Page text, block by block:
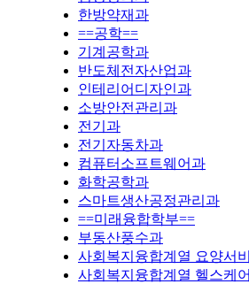
한방약재과
==공학==
기계공학과
반도체전자산업과
인테리어디자인과
소방안전관리과
전기과
전기자동차과
컴퓨터소프트웨어과
화학공학과
스마트생산공정관리과
==미래융합학부==
부동산풍수과
사회복지융합계열 요양서
사회복지융합계열 헬스케